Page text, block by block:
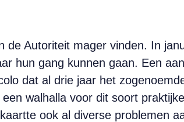
Autoriteit mager vinden. In
hun gang kunnen gaan. Een
dat al drie jaar het
walhalla voor dit soort
ook al diverse problemen